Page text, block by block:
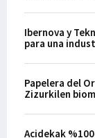
Ibernova y
para una
Papelera del
Zizurkilen
Acidekak